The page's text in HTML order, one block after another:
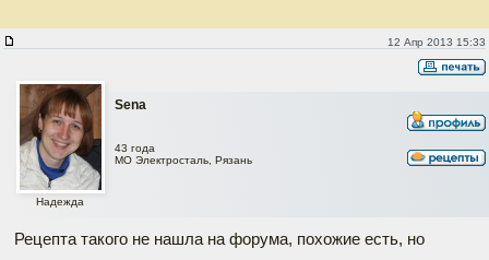
12 Апр 2013 15:33
Sena
Надежда
43 года
МО Электросталь, Рязань
Рецепта такого не нашла на форума, похожие есть, но